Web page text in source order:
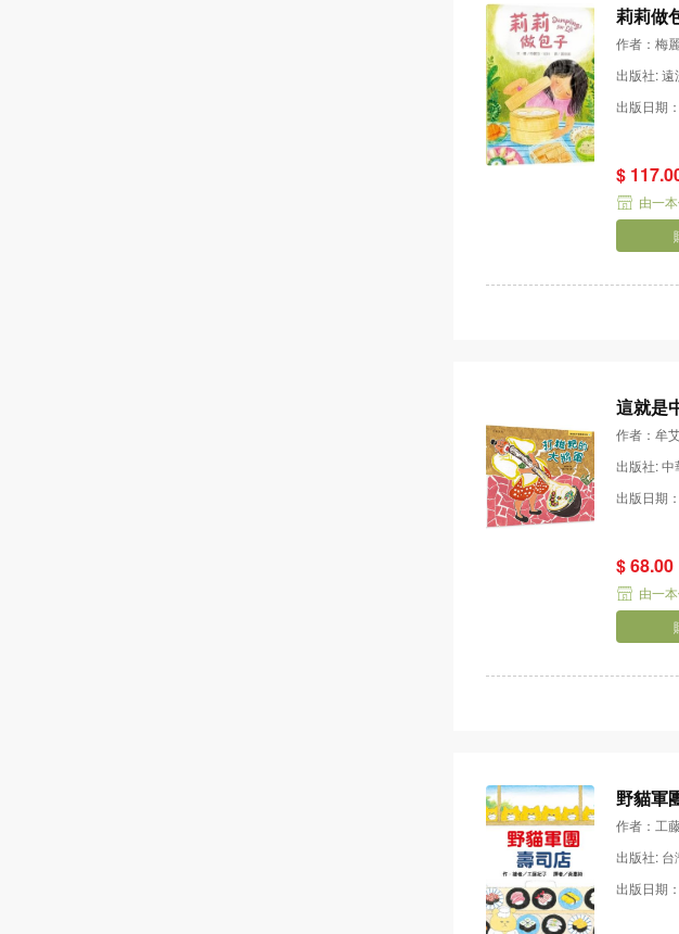
莉莉做
作者：梅
出版社: 遠
出版日期
$
由一
這就是
作者：牟
出版社: 中
出版日期
$ 68.00
由一
野貓軍
作者：工
出版社: 台
出版日期